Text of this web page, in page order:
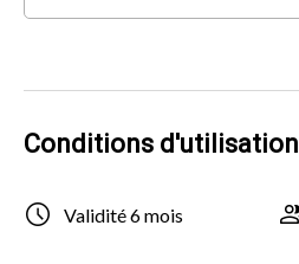
Conditions d'utilisation
Validité 6 mois